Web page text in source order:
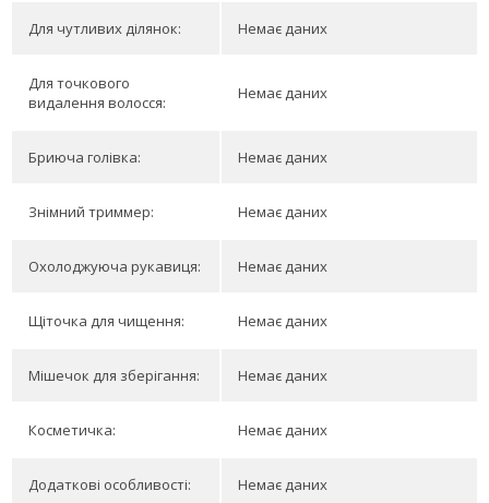
Для чутливих ділянок: Немає даних
Для точкового
видалення волосся:
Немає даних
Бриюча голівка: Немає даних
Знімний триммер: Немає даних
Охолоджуюча рукавиця: Немає даних
Щіточка для чищення: Немає даних
Мішечок для зберігання: Немає даних
Косметичка: Немає даних
Додаткові особливості: Немає даних